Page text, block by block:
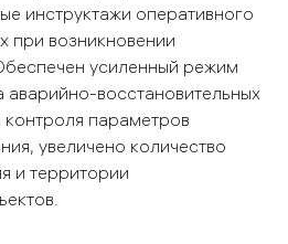
инструктажи оперативного
при возникновении
усиленный режим
аварийно-восстановительных
параметров
увеличено количество
и территории